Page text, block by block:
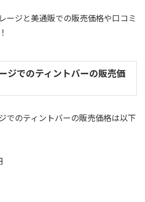
ージと美通販での販売価格や口コミ
ジでのティントバーの販売価
でのティントバーの販売価格は以下